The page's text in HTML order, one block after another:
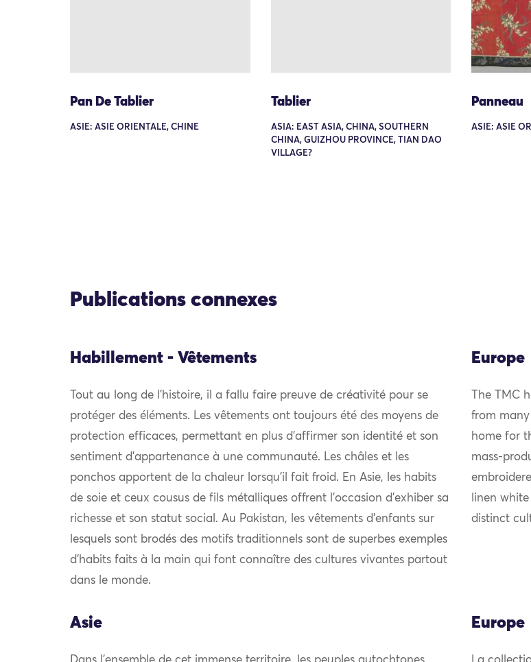
Pan De Tablier
ASIE: ASIE ORIENTALE, CHINE
Tablier
ASIA: EAST ASIA, CHINA, SOUTHERN
CHINA, GUIZHOU PROVINCE, TIAN DAO
VILLAGE?
Panneau
ASIE: ASIE
Publications connexes
Habillement - Vêtements
Tout au long de l’histoire, il a fallu faire preuve de créativité pour se
protéger des éléments. Les vêtements ont toujours été des moyens de
protection efficaces, permettant en plus d’affirmer son identité et son
sentiment d’appartenance à une communauté. Les châles et les
ponchos apportent de la chaleur lorsqu’il fait froid. En Asie, les habits
de soie et ceux cousus de fils métalliques offrent l’occasion d’exhiber sa
richesse et son statut social. Au Pakistan, les vêtements d’enfants sur
lesquels sont brodés des motifs traditionnels sont de superbes exemples
d’habits faits à la main qui font connaître des cultures vivantes partout
dans le monde.
Europe
The TMC
from
home for
mass-
linen
distinct
Asie Europe